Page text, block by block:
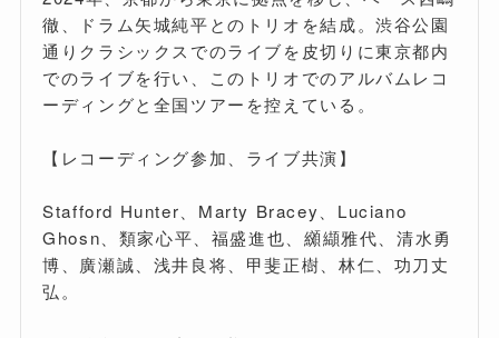
徹、ドラム矢城純平とのトリオを結成。渋谷公園
通りクラシックスでのライブを皮切りに東京都内
でのライブを行い、このトリオでのアルバムレコ
ーディングと全国ツアーを控えている。
【レコーディング参加、ライブ共演】
Stafford Hunter、Marty Bracey、Luciano
Ghosn、類家心平、福盛進也、纐纈雅代、清水勇
博、廣瀬誠、浅井良将、甲斐正樹、林仁、功刀丈
弘。